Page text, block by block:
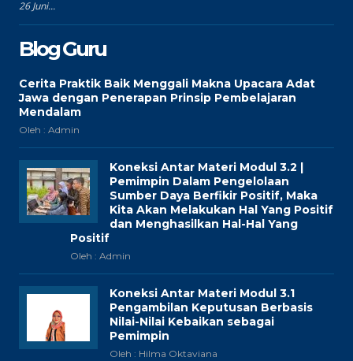
26 Juni...
Blog Guru
Cerita Praktik Baik Menggali Makna Upacara Adat
Jawa dengan Penerapan Prinsip Pembelajaran
Mendalam
Oleh : Admin
Koneksi Antar Materi Modul 3.2 |
Pemimpin Dalam Pengelolaan
Sumber Daya Berfikir Positif, Maka
Kita Akan Melakukan Hal Yang Positif
dan Menghasilkan Hal-Hal Yang
Positif
Oleh : Admin
Koneksi Antar Materi Modul 3.1
Pengambilan Keputusan Berbasis
Nilai-Nilai Kebaikan sebagai
Pemimpin
Oleh : Hilma Oktaviana